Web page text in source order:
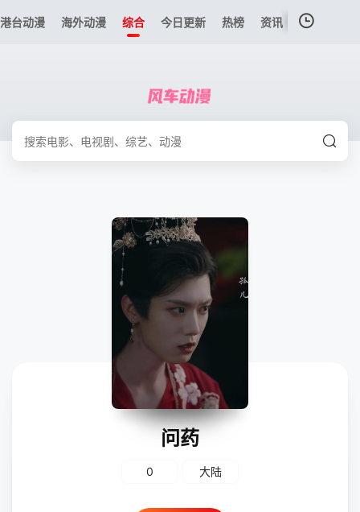
港台动漫 海外动漫 综合 今日更新 热榜 资讯
问药
0 大陆